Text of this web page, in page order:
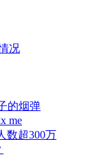
况
的烟弹
me
数超300万